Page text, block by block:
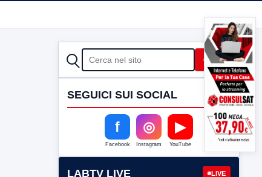
CERCA Cerca
SEGUICI SUI SOCIAL
f
Facebook
◎
Instagram
▶
YouTube
LABTV LIVE LIVE